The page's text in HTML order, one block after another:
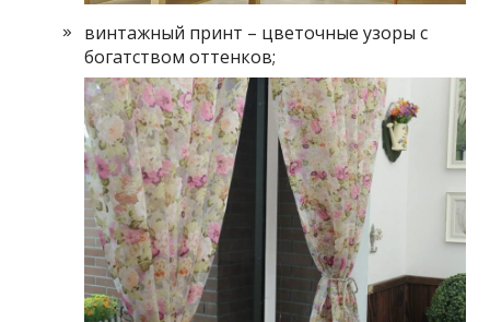
винтажный принт – цветочные узоры с
богатством оттенков;